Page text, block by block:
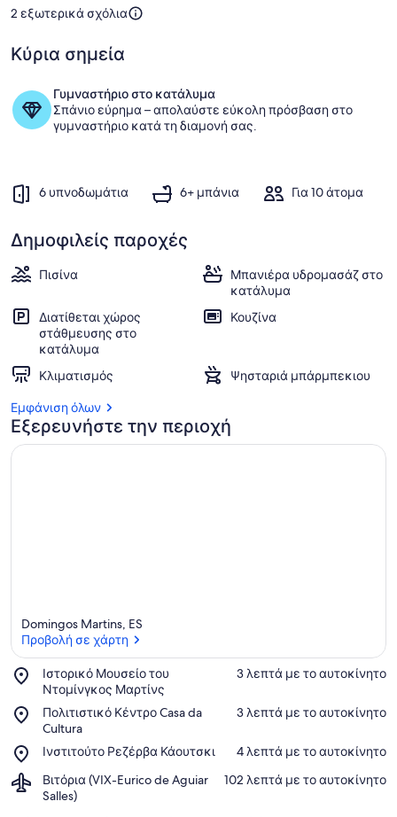
Εξωτερικός χώρος καταλύματος
2 εξωτερικά σχόλια
Κύρια σημεία
Γυμναστήριο στο κατάλυμα
Σπάνιο εύρημα – απολαύστε εύκολη πρόσβαση στο
γυμναστήριο κατά τη διαμονή σας.
6 υπνοδωμάτια 6+ μπάνια Για 10 άτομα
Δημοφιλείς παροχές
Πισίνα
Μπανιέρα υδρομασάζ στο
κατάλυμα
Διατίθεται χώρος
στάθμευσης στο
κατάλυμα
Κουζίνα
Κλιματισμός
Ψησταριά μπάρμπεκιου
Εμφάνιση όλων
Εξερευνήστε την περιοχή
Domingos Martins, ES
Προβολή σε χάρτη
Ιστορικό Μουσείο του
Ντομίνγκος Μαρτίνς
Place,
Ιστορικό
Μουσείο
του
Ντομίνγκος
Μαρτίνς
‪3 λεπτά με το αυτοκίνητο‬
Πολιτιστικό Κέντρο Casa da
Cultura
Place,
Πολιτιστικό
Κέντρο
Casa
da
Cultura
‪3 λεπτά με το αυτοκίνητο‬
Ινστιτούτο Ρεζέρβα Κάουτσκι
Place,
Ρεζέρβα
Κάουτσκι
‪4 λεπτά με το αυτοκίνητο‬
Βιτόρια (VIX-Eurico de Aguiar
Salles)
Airport,
Βιτόρια
‪102 λεπτά με το αυτοκίνητο‬